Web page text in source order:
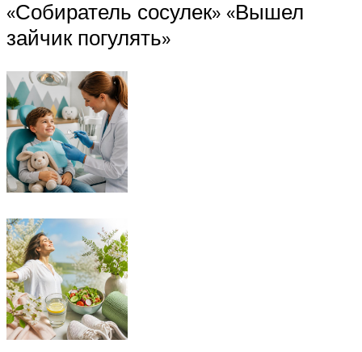
«Собиратель сосулек» «Вышел
зайчик погулять»